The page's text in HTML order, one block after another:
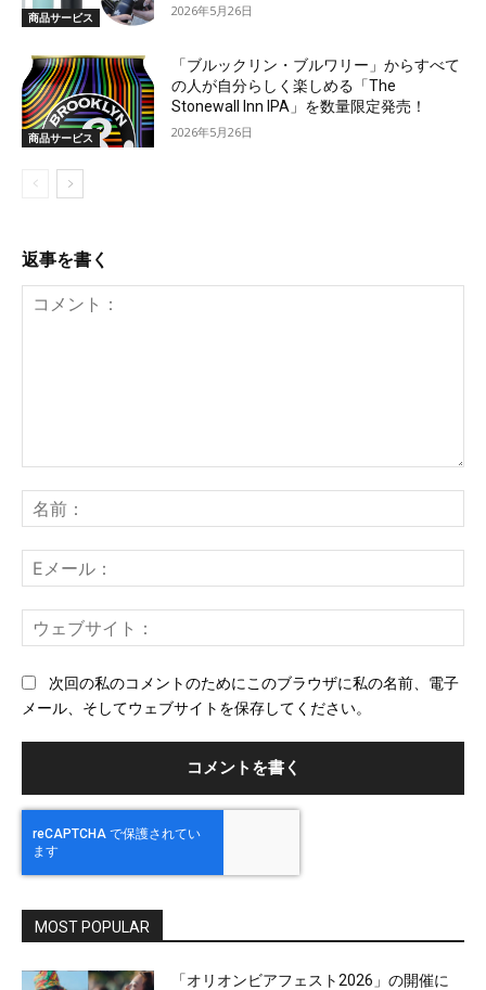
商品サービス 2026年5月26日
商品サービス
「ブルックリン・ブルワリー」からすべて
の人が自分らしく楽しめる「The
Stonewall Inn IPA」を数量限定発売！
2026年5月26日
返事を書く
ン
ト：
前
メ
ー
ェ
次回の私のコメントのためにこのブラウザに私の名前、電子
メール、そしてウェブサイトを保存してください。
MOST POPULAR
「オリオンビアフェスト2026」の開催に